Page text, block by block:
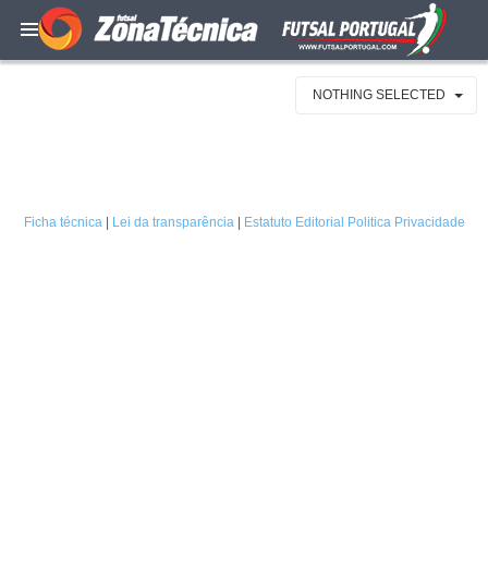
NOTHING SELECTED
Ficha técnica| Lei da transparência| Estatuto Editorial Politica Privacidade